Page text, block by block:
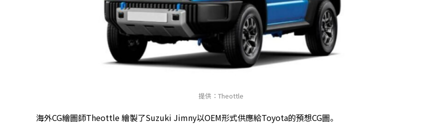
提供：Theottle
海外CG繪圖師Theottle 繪製了Suzuki Jimny以OEM形式供應給Toyota的預想CG圖。